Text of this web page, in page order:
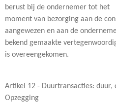
berust bij de ondernemer tot het
moment van bezorging aan de
aangewezen en aan de
bekend gemaakte
is overeengekomen.
Artikel 12 - Duurtransacties: duur,
Opzegging